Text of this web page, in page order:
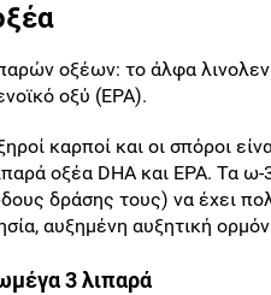
οξέων: το άλφα
οξύ (EPA).
καρποί και οι σπόροι
οξέα DHA και EPA. Τα
δράσης τους) να έχει
αυξημένη αυξητική
3 λιπαρά